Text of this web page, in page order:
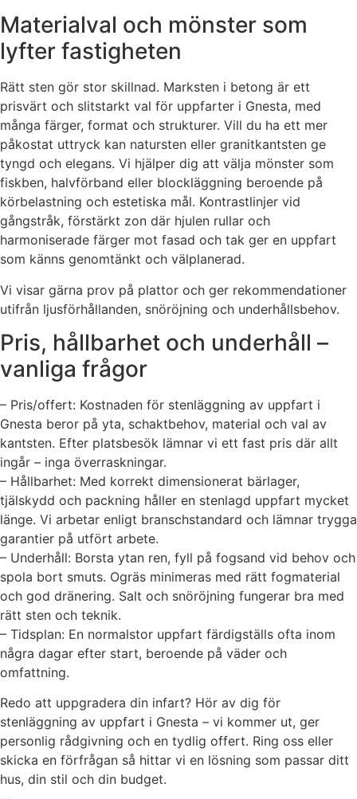
Materialval och mönster som
lyfter fastigheten
Rätt sten gör stor skillnad. Marksten i betong är ett
prisvärt och slitstarkt val för uppfarter i Gnesta, med
många färger, format och strukturer. Vill du ha ett mer
påkostat uttryck kan natursten eller granitkantsten ge
tyngd och elegans. Vi hjälper dig att välja mönster som
fiskben, halvförband eller blockläggning beroende på
körbelastning och estetiska mål. Kontrastlinjer vid
gångstråk, förstärkt zon där hjulen rullar och
harmoniserade färger mot fasad och tak ger en uppfart
som känns genomtänkt och välplanerad.
Vi visar gärna prov på plattor och ger rekommendationer
utifrån ljusförhållanden, snöröjning och underhållsbehov.
Pris, hållbarhet och underhåll –
vanliga frågor
– Pris/offert: Kostnaden för stenläggning av uppfart i
Gnesta beror på yta, schaktbehov, material och val av
kantsten. Efter platsbesök lämnar vi ett fast pris där allt
ingår – inga överraskningar.
– Hållbarhet: Med korrekt dimensionerat bärlager,
tjälskydd och packning håller en stenlagd uppfart mycket
länge. Vi arbetar enligt branschstandard och lämnar trygga
garantier på utfört arbete.
– Underhåll: Borsta ytan ren, fyll på fogsand vid behov och
spola bort smuts. Ogräs minimeras med rätt fogmaterial
och god dränering. Salt och snöröjning fungerar bra med
rätt sten och teknik.
– Tidsplan: En normalstor uppfart färdigställs ofta inom
några dagar efter start, beroende på väder och
omfattning.
Redo att uppgradera din infart? Hör av dig för
stenläggning av uppfart i Gnesta – vi kommer ut, ger
personlig rådgivning och en tydlig offert. Ring oss eller
skicka en förfrågan så hittar vi en lösning som passar ditt
hus, din stil och din budget.